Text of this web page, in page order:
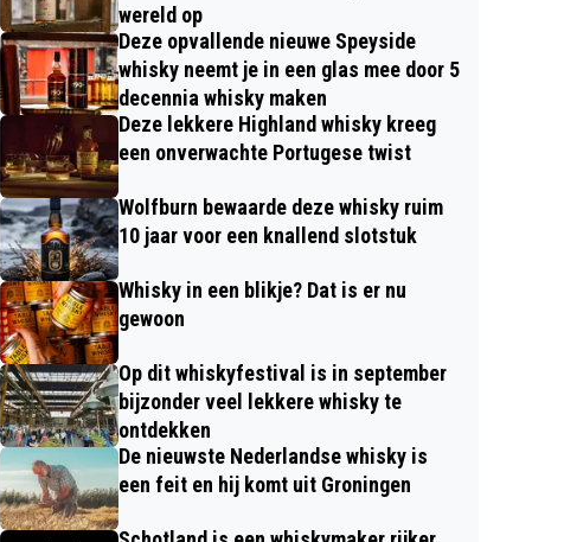
wereld op
Deze opvallende nieuwe Speyside
whisky neemt je in een glas mee door 5
decennia whisky maken
Deze lekkere Highland whisky kreeg
een onverwachte Portugese twist
Wolfburn bewaarde deze whisky ruim
10 jaar voor een knallend slotstuk
Whisky in een blikje? Dat is er nu
gewoon
Op dit whiskyfestival is in september
bijzonder veel lekkere whisky te
ontdekken
De nieuwste Nederlandse whisky is
een feit en hij komt uit Groningen